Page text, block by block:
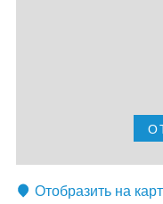
Отобразить на